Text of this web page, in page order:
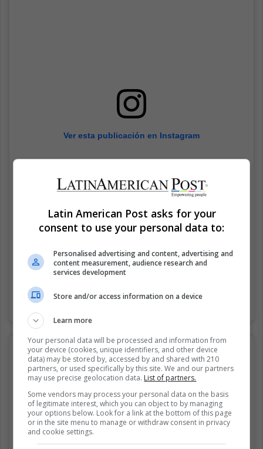
Ver esta publicación en Instagram
Latin American Post asks for your
consent to use your personal data to:
Personalised advertising and content, advertising and
content measurement, audience research and
services development
Store and/or access information on a device
Learn more
Your personal data will be processed and information from
your device (cookies, unique identifiers, and other device
data) may be stored by, accessed by and shared with 210
partners, or used specifically by this site. We and our partners
may use precise geolocation data. List of partners.
Some vendors may process your personal data on the basis
of legitimate interest, which you can object to by managing
your options below. Look for a link at the bottom of this page
or in the site menu to manage or withdraw consent in privacy
and cookie settings.